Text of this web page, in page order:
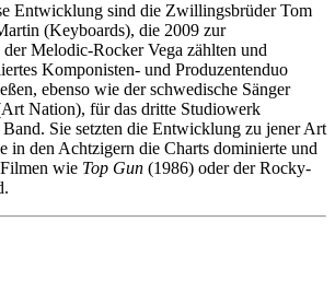
Entwicklung sind die Zwillingsbrüder Tom
(Keyboards), die 2009 zur
Melodic-Rocker Vega zählten und
Komponisten- und Produzentenduo
ebenso wie der schwedische Sänger
Nation), für das dritte Studiowerk
Sie setzten die Entwicklung zu jener Art
in den Achtzigern die Charts dominierte und
wie Top Gun (1986) oder der Rocky-